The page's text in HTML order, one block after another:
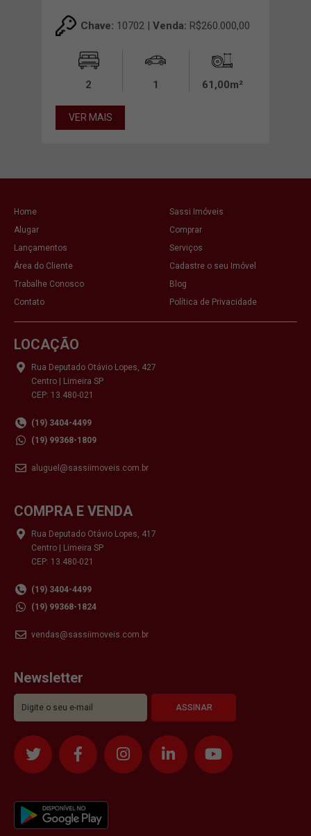
Chave: 10702 | Venda: R$260.000,00
2 1 61,00m²
VER MAIS
Home
Sassi Imóveis
Alugar
Comprar
Lançamentos
Serviços
Área do Cliente
Cadastre o seu Imóvel
Trabalhe Conosco
Blog
Contato
Política de Privacidade
LOCAÇÃO
Rua Deputado Otávio Lopes, 427
Centro | Limeira SP
CEP: 13.480-021
(19) 3404-4499
(19) 99368-1809
aluguel@sassiimoveis.com.br
COMPRA E VENDA
Rua Deputado Otávio Lopes, 417
Centro | Limeira SP
CEP: 13.480-021
(19) 3404-4499
(19) 99368-1824
vendas@sassiimoveis.com.br
Newsletter